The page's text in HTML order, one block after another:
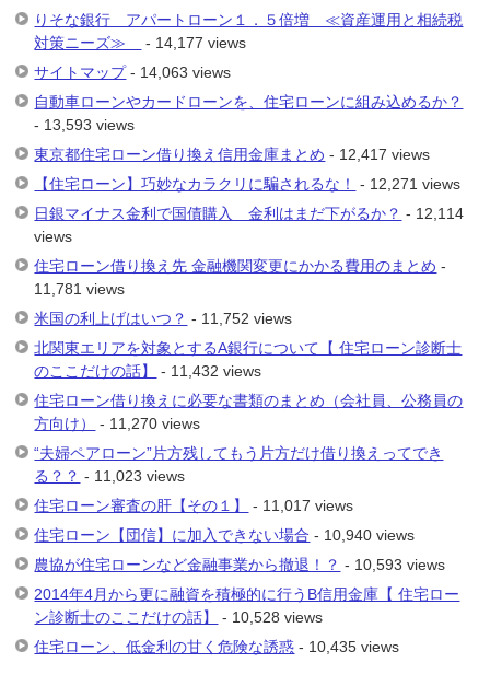
りそな銀行 アパートローン１．５倍増 ≪資産運用と相続税
対策ニーズ≫
- 14,177 views
サイトマップ- 14,063 views
自動車ローンやカードローンを、住宅ローンに組み込めるか？
- 13,593 views
東京都住宅ローン借り換え信用金庫まとめ - 12,417 views
【住宅ローン】巧妙なカラクリに騙されるな！
- 12,271 views
日銀マイナス金利で国債購入 金利はまだ下がるか？ - 12,114
views
住宅ローン借り換え先 金融機関変更にかかる費用のまとめ -
11,781 views
米国の利上げはいつ？ - 11,752 views
北関東エリアを対象とするA銀行について【 住宅ローン診断士
のここだけの話】
- 11,432 views
住宅ローン借り換えに必要な書類のまとめ（会社員、公務員の
方向け）
- 11,270 views
“夫婦ペアローン”片方残してもう片方だけ借り換えってでき
る？？ - 11,023 views
住宅ローン審査の肝【その１】
- 11,017 views
住宅ローン【団信】に加入できない場合 - 10,940 views
農協が住宅ローンなど金融事業から撤退！？ - 10,593 views
2014年4月から更に融資を積極的に行うB信用金庫【 住宅ロー
ン診断士のここだけの話】
- 10,528 views
住宅ローン、低金利の甘く危険な誘惑 - 10,435 views